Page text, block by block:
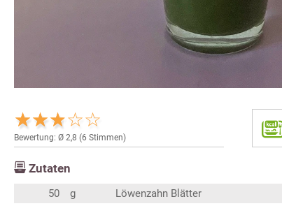
Bewertung: Ø 2,8 (6 Stimmen)
Zutaten
50 g
Löwenzahn Blätter